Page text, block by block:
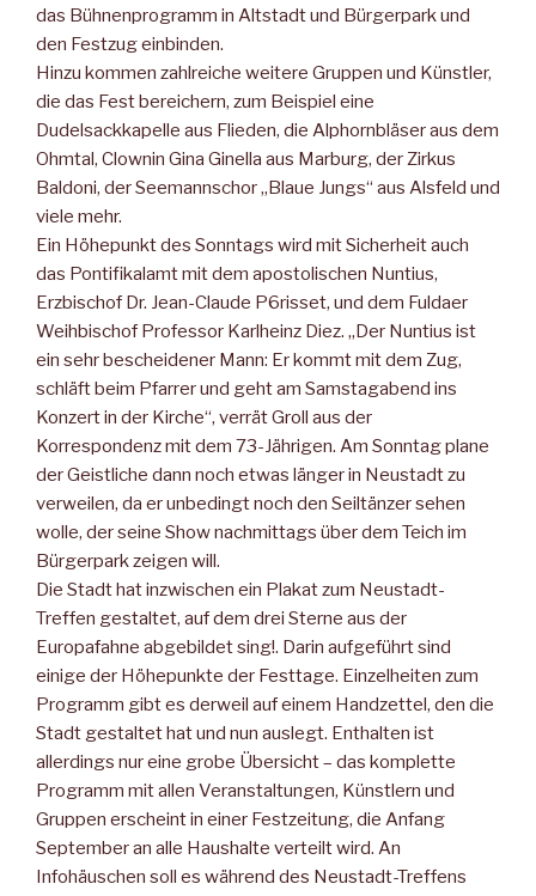
das Bühnenprogramm in Altstadt und Bürgerpark und
den Festzug einbinden.
Hinzu kommen zahlreiche weitere Gruppen und Künstler,
die das Fest bereichern, zum Beispiel eine
Dudelsackkapelle aus Flieden, die Alphornbläser aus dem
Ohmtal, Clownin Gina Ginella aus Marburg, der Zirkus
Baldoni, der Seemannschor „Blaue Jungs“ aus Alsfeld und
viele mehr.
Ein Höhepunkt des Sonntags wird mit Sicherheit auch
das Pontifikalamt mit dem apostolischen Nuntius,
Erzbischof Dr. Jean-Claude P6risset, und dem Fuldaer
Weihbischof Professor Karlheinz Diez. „Der Nuntius ist
ein sehr bescheidener Mann: Er kommt mit dem Zug,
schläft beim Pfarrer und geht am Samstagabend ins
Konzert in der Kirche“, verrät Groll aus der
Korrespondenz mit dem 73-Jährigen. Am Sonntag plane
der Geistliche dann noch etwas länger in Neustadt zu
verweilen, da er unbedingt noch den Seiltänzer sehen
wolle, der seine Show nachmittags über dem Teich im
Bürgerpark zeigen will.
Die Stadt hat inzwischen ein Plakat zum Neustadt-
Treffen gestaltet, auf dem drei Sterne aus der
Europafahne abgebildet sing!. Darin aufgeführt sind
einige der Höhepunkte der Festtage. Einzelheiten zum
Programm gibt es derweil auf einem Handzettel, den die
Stadt gestaltet hat und nun auslegt. Enthalten ist
allerdings nur eine grobe Übersicht – das komplette
Programm mit allen Veranstaltungen, Künstlern und
Gruppen erscheint in einer Festzeitung, die Anfang
September an alle Haushalte verteilt wird. An
Infohäuschen soll es während des Neustadt-Treffens